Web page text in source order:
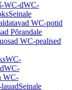
WC-dWC-
Seinale
WC-potid
Põrandale
WC-pealised
WC-
WC-
WC-
Seinale